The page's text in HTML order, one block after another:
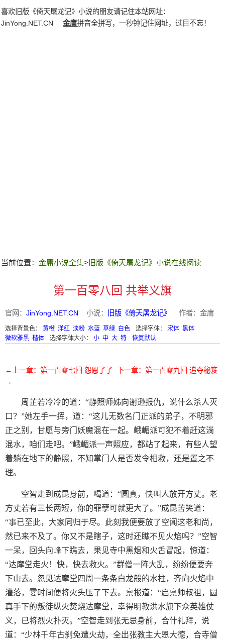
喜欢旧版《倚天屠龙记》小说的朋友请记住本站网址：
JinYong.NET.CN
金庸拼音全拼写，一秒钟记住网址，过目不忘！
当前位置： 金庸小说全集> 旧版《倚天屠龙记》小说在线阅读
第一百零八回 共举义旗
官网： JinYong.NET.CN 小说： 旧版《倚天屠龙记》 作者：金庸
选择背景色： 黄橙 洋红 淡粉 水蓝 草绿 白色 选择字体： 宋体 黑体
微软雅黑 楷体 选择字体大小： 小 中 大 特 恢复默认
←上一章：第一百零七回 怨恩了了
下一章：第一百零九回 追夺秘笈
→
周芷若冷冷的道：“静照师姊向谢逊报仇，说什么杀人灭
口？”她左手一挥，道：“这儿无数名门正派的弟子，不明邪
正之别，甘愿与旁门妖魔混在一起。峨嵋派可犯不着赶这淌
混水，咱们走吧。”峨嵋派一声照应，都站了起来，有些人望
着躺在地下的静照，不知掌门人是否发令相救，还是置之不
理。
空智走到成昆身前，喝道：“圆真，快叫人放开方丈。老
方丈若有三长两短，你的罪孽可就更大了。”成昆苦笑道：
“事已至此，大家同归于尽。此刻我便要放了空闻这老和尚，
然已来不及了。你又不是瞎子，这时还瞧不见火焰吗？”空智
一呆，回头向峰下瞧去，果见寺中黑烟和火舌冒起，惊道：
“达摩堂走火！快，快去救火。”群僧一阵大乱，纷纷便要奔
下山去。忽见达摩堂四周一条条白龙般的水柱，齐向火焰中
灌落，霎时间便将火头压了下去。禀报道：“启禀师叔祖，圆
真手下的叛徒纵火焚烧达摩堂，幸得明教洪水旗下众英雄仗
义，已将烈火扑灭。”空智走到张无忌身前，合什礼拜，说
道：“少林千年古刹免遭火劫，全出张教主大恩大德，合寺僧